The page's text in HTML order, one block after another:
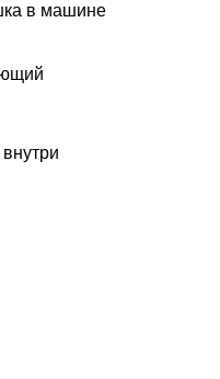
в машине